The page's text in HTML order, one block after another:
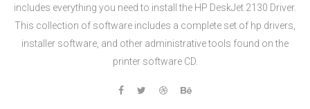
includes everything you need to install the HP DeskJet 2130 Driver.
This collection of software includes a complete set of hp drivers,
installer software, and other administrative tools found on the
printer software CD.